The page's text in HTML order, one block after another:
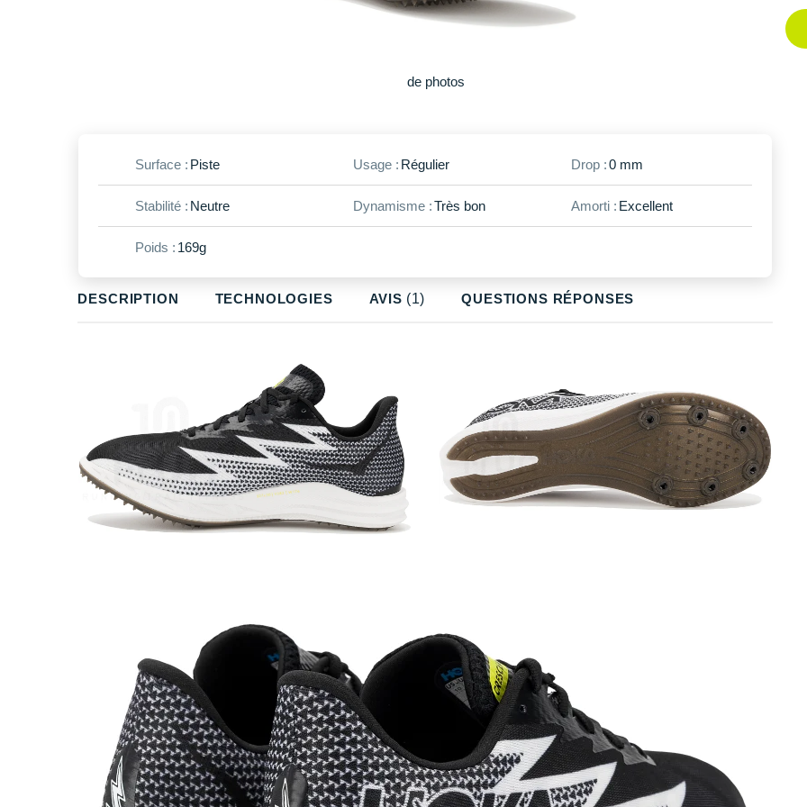
DESCRIPTION TECHNOLOGIES AVIS (1) QUESTIONS RÉPONSES
Surface : Piste Usage : Régulier Drop :0 mm
Stabilité : Neutre Dynamisme :Très bon Amorti : Excellent
Poids : 169g
Plus
de photos